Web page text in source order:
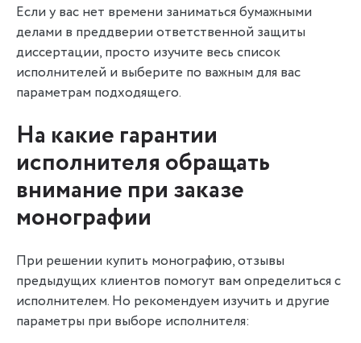
Если у вас нет времени заниматься бумажными
делами в преддверии ответственной защиты
диссертации, просто изучите весь список
исполнителей и выберите по важным для вас
параметрам подходящего.
На какие гарантии
исполнителя обращать
внимание при заказе
монографии
При решении купить монографию, отзывы
предыдущих клиентов помогут вам определиться с
исполнителем. Но рекомендуем изучить и другие
параметры при выборе исполнителя: